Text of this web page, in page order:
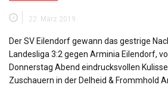
22. März 2019
Der SV Eilendorf gewann das gestrige
Landesliga 3:2 gegen Arminia Eilendorf,
Donnerstag Abend eindrucksvollen
Zuschauern in der Delheid & Frommhold